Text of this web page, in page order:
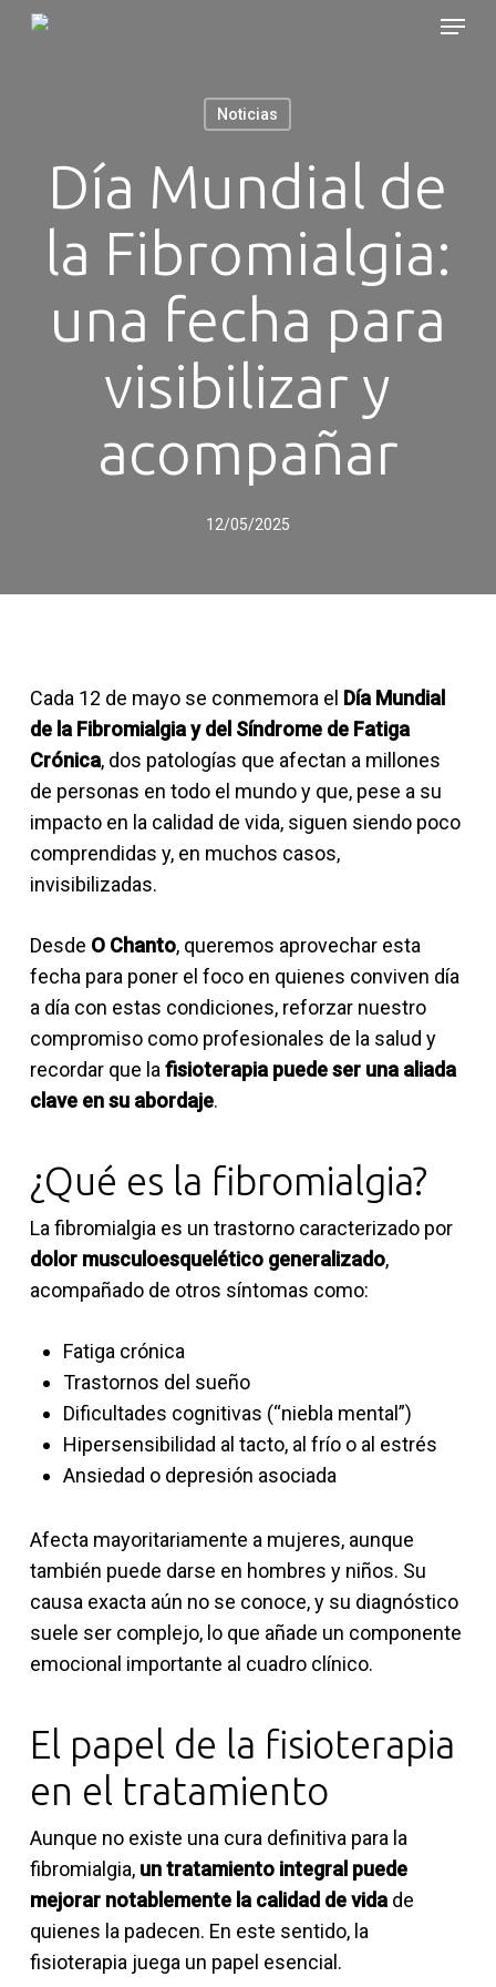
Skip
Menu
Noticias
Día Mundial de
la Fibromialgia:
una fecha para
visibilizar y
acompañar
12/05/2025
Cada 12 de mayo se conmemora el Día Mundial
de la Fibromialgia y del Síndrome de Fatiga
Crónica, dos patologías que afectan a millones
de personas en todo el mundo y que, pese a su
impacto en la calidad de vida, siguen siendo poco
comprendidas y, en muchos casos,
invisibilizadas.
Desde O Chanto, queremos aprovechar esta
fecha para poner el foco en quienes conviven día
a día con estas condiciones, reforzar nuestro
compromiso como profesionales de la salud y
recordar que la fisioterapia puede ser una aliada
clave en su abordaje.
¿Qué es la fibromialgia?
La fibromialgia es un trastorno caracterizado por
dolor musculoesquelético generalizado,
acompañado de otros síntomas como:
Fatiga crónica
Trastornos del sueño
Dificultades cognitivas (“niebla mental”)
Hipersensibilidad al tacto, al frío o al estrés
Ansiedad o depresión asociada
Afecta mayoritariamente a mujeres, aunque
también puede darse en hombres y niños. Su
causa exacta aún no se conoce, y su diagnóstico
suele ser complejo, lo que añade un componente
emocional importante al cuadro clínico.
El papel de la fisioterapia
en el tratamiento
Aunque no existe una cura definitiva para la
fibromialgia, un tratamiento integral puede
mejorar notablemente la calidad de vidade
quienes la padecen. En este sentido, la
fisioterapia juega un papel esencial.